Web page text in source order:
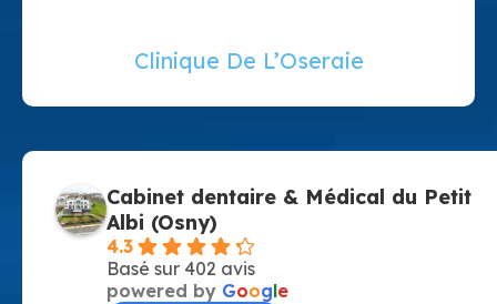
Clinique De L’Oseraie
Cabinet dentaire & Médical du Petit
Albi (Osny)
4.3
Basé sur 402 avis
powered by Google